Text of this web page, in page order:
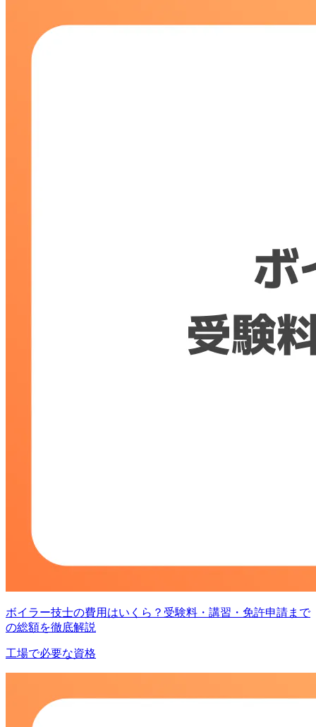
ボイラー技士の費用はいくら？受験料・講習・免許申請まで
の総額を徹底解説
工場で必要な資格